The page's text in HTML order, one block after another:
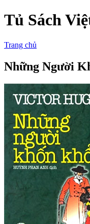
Tủ Sách
Trang chủ
Những Người